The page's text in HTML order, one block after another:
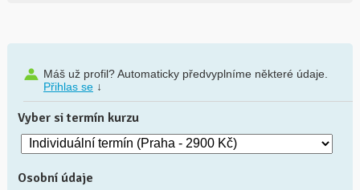
Máš už profil? Automaticky předvyplníme některé údaje.
Přihlas se↓
Vyber si termín kurzu
Osobní údaje